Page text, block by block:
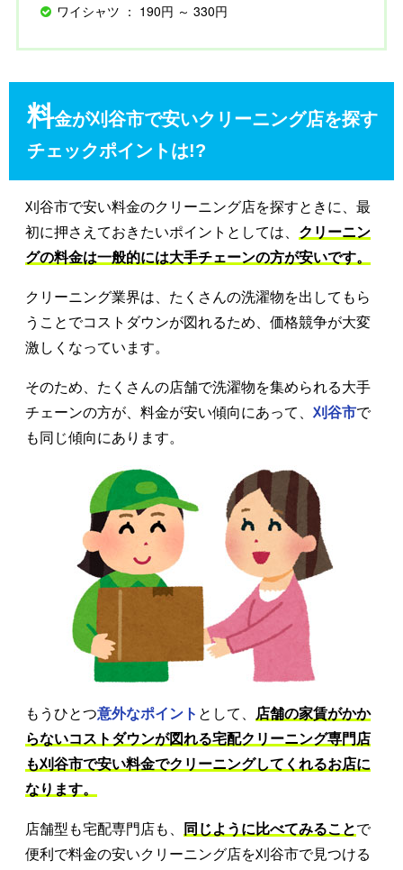
ワイシャツ ： 190円 ～ 330円
料金が刈谷市で安いクリーニング店を探す
チェックポイントは!?
刈谷市で安い料金のクリーニング店を探すときに、最
初に押さえておきたいポイントとしては、 クリーニン
グの料金は一般的には大手チェーンの方が安いです。
クリーニング業界は、たくさんの洗濯物を出してもら
うことでコストダウンが図れるため、価格競争が大変
激しくなっています。
そのため、たくさんの店舗で洗濯物を集められる大手
チェーンの方が、料金が安い傾向にあって、 刈谷市で
も同じ傾向にあります。
もうひとつ意外なポイント として、
店舗の家賃がかか
らないコストダウンが図れる宅配クリーニング専門店
も刈谷市で安い料金でクリーニングしてくれるお店に
なります。
店舗型も宅配専門店も、 同じように比べてみることで
便利で料金の安いクリーニング店を刈谷市で見つける